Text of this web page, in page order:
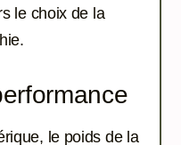
le choix de la
le poids de la